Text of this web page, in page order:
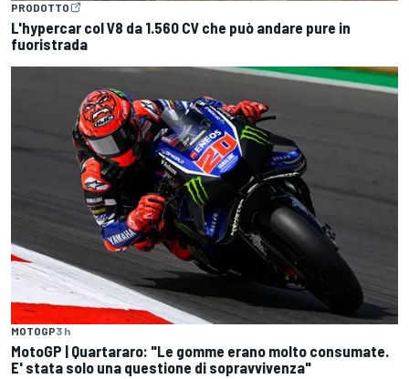
PRODOTTO
L'hypercar col V8 da 1.560 CV che può andare pure in
fuoristrada
MOTOGP3 h
MotoGP | Quartararo: "Le gomme erano molto consumate.
E' stata solo una questione di sopravvivenza"